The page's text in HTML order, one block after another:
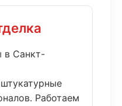
в Санкт-
Работаем